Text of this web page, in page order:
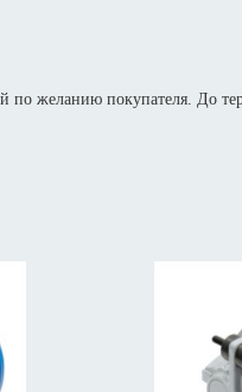
по желанию покупателя. До